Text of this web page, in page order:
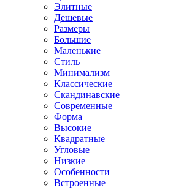
Элитные
Дешевые
Размеры
Большие
Маленькие
Стиль
Минимализм
Классические
Скандинавские
Современные
Форма
Высокие
Квадратные
Угловые
Низкие
Особенности
Встроенные